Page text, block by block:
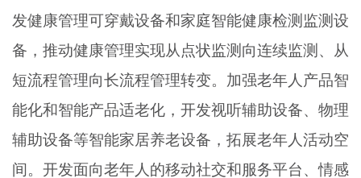
发健康管理可穿戴设备和家庭智能健康检测监测设
备，推动健康管理实现从点状监测向连续监测、从
短流程管理向长流程管理转变。加强老年人产品智
能化和智能产品适老化，开发视听辅助设备、物理
辅助设备等智能家居养老设备，拓展老年人活动空
间。开发面向老年人的移动社交和服务平台、情感